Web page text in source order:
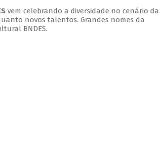
vem celebrando a diversidade no cenário da
novos talentos. Grandes nomes da
BNDES.